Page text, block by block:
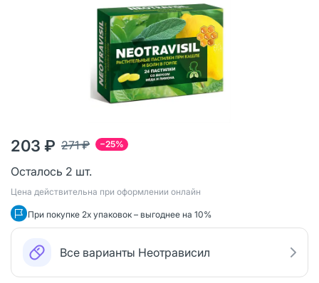
−25%
271 ₽
203 ₽
Осталось 2 шт.
Цена действительна при оформлении онлайн
При покупке 2х упаковок – выгоднее на 10%
Все варианты Неотрависил